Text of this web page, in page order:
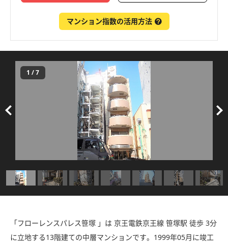
マンション指数の活用方法
1 /7
「フローレンスパレス笹塚 」は 京王電鉄京王線 笹塚駅 徒歩 3分
に立地する13階建ての中層マンションです。1999年05月に竣工